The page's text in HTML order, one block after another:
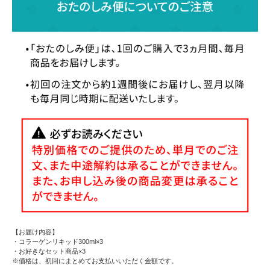
【お届け内容】
・コラーゲンリキッド300ml×3
・お好きなセット商品×3
※価格は、初回にまとめてお支払いいただく金額です。